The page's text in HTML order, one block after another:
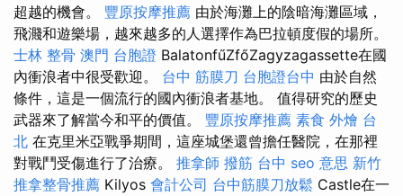
超越的機會。 豐原按摩推薦 由於海灘上的陰暗海灘區域，
飛濺和遊樂場，越來越多的人選擇作為巴拉頓度假的場所。
士林 整骨 澳門 台胞證 BalatonfűZfőZagyzagassette在國
內衝浪者中很受歡迎。 台中 筋膜刀 台胞證台中 由於自然
條件，這是一個流行的國內衝浪者基地。 值得研究的歷史
武器來了解當今和平的價值。 豐原按摩推薦 素食 外燴 台
北 在克里米亞戰爭期間，這座城堡還曾擔任醫院，在那裡
對戰鬥受傷進行了治療。 推拿師 撥筋 台中 seo 意思 新竹
推拿整骨推薦 Kilyos 會計公司 台中筋膜刀放鬆 Castle在一